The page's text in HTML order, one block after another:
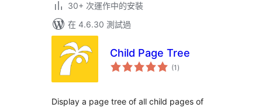
30+ 次運作中的安裝
在 4.6.30 測試過
Child Page Tree
(1 總
評)
Display a page tree of all child pages of